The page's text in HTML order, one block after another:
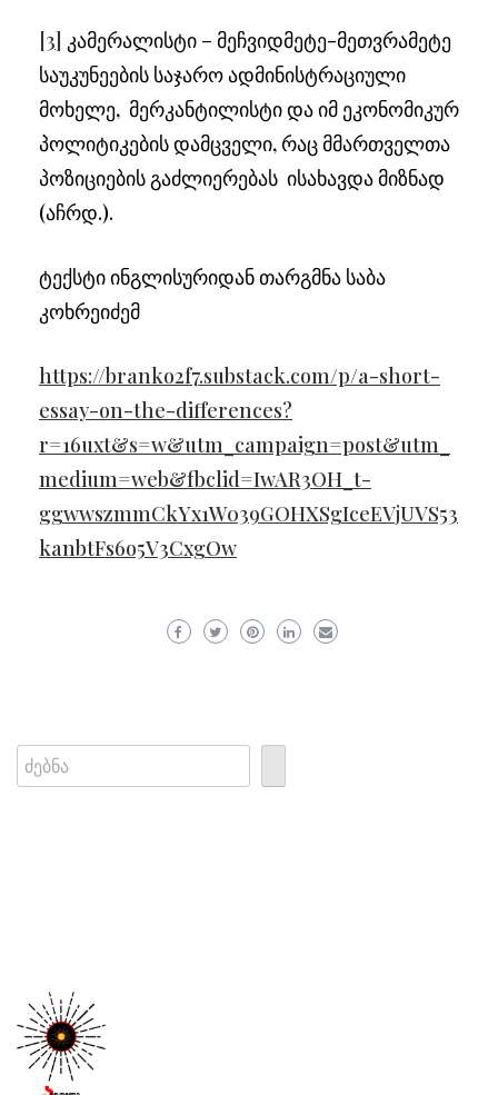
[3] კამერალისტი – მეჩვიდმეტე-მეთვრამეტე
საუკუნეების საჯარო ადმინისტრაციული
მოხელე, მერკანტილისტი და იმ ეკონომიკურ
პოლიტიკების დამცველი, რაც მმართველთა
პოზიციების გაძლიერებას ისახავდა მიზნად
(აჩრდ.).
ტექსტი ინგლისურიდან თარგმნა საბა
კოხრეიძემ
https://branko2f7.substack.com/p/a-short-
essay-on-the-differences?
r=16uxt&s=w&utm_campaign=post&utm_
medium=web&fbclid=IwAR3OH_t-
ggwwszmmCkYx1W039GOHXSgIceEVjUVS53
kanbtFs6o5V3CxgOw
Search